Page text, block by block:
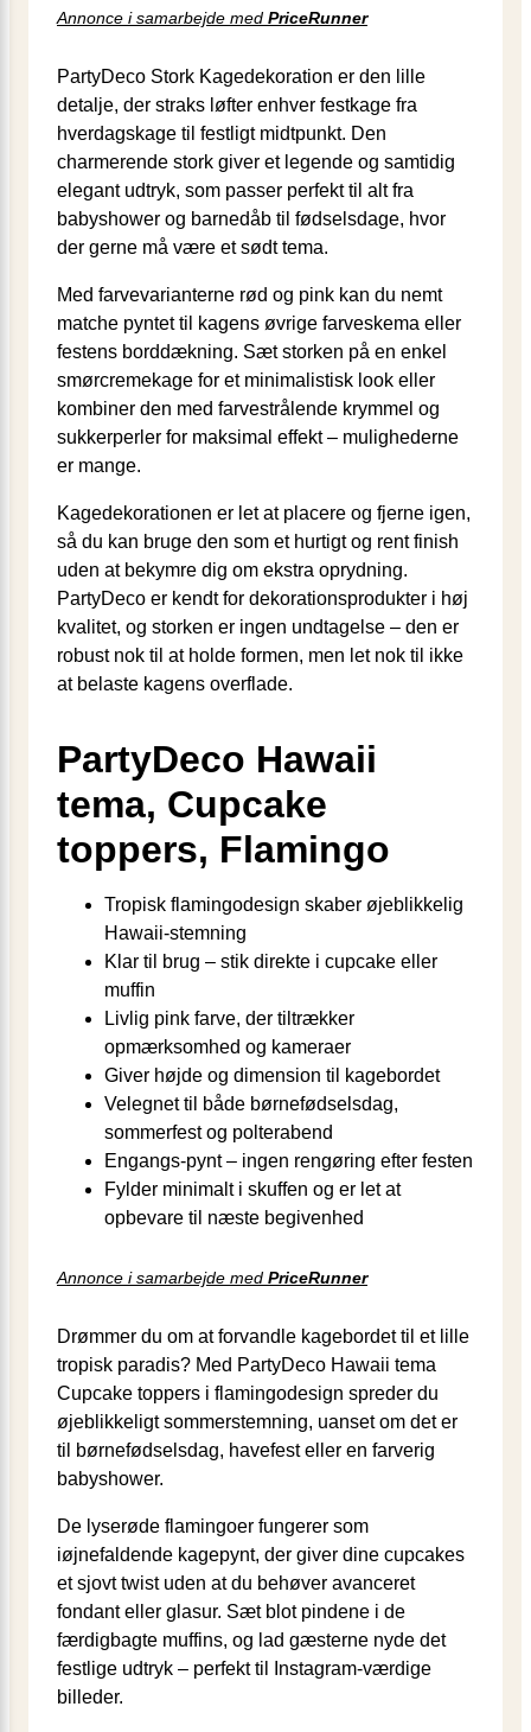
Annonce i samarbejde med PriceRunner
PartyDeco Stork Kagedekoration er den lille
detalje, der straks løfter enhver festkage fra
hverdagskage til festligt midtpunkt. Den
charmerende stork giver et legende og samtidig
elegant udtryk, som passer perfekt til alt fra
babyshower og barnedåb til fødselsdage, hvor
der gerne må være et sødt tema.
Med farvevarianterne rød og pink kan du nemt
matche pyntet til kagens øvrige farveskema eller
festens borddækning. Sæt storken på en enkel
smørcremekage for et minimalistisk look eller
kombiner den med farvestrålende krymmel og
sukkerperler for maksimal effekt – mulighederne
er mange.
Kagedekorationen er let at placere og fjerne igen,
så du kan bruge den som et hurtigt og rent finish
uden at bekymre dig om ekstra oprydning.
PartyDeco er kendt for dekorationsprodukter i høj
kvalitet, og storken er ingen undtagelse – den er
robust nok til at holde formen, men let nok til ikke
at belaste kagens overflade.
PartyDeco Hawaii
tema, Cupcake
toppers, Flamingo
Tropisk flamingodesign skaber øjeblikkelig
Hawaii-stemning
Klar til brug – stik direkte i cupcake eller
muffin
Livlig pink farve, der tiltrækker
opmærksomhed og kameraer
Giver højde og dimension til kagebordet
Velegnet til både børnefødselsdag,
sommerfest og polterabend
Engangs-pynt – ingen rengøring efter festen
Fylder minimalt i skuffen og er let at
opbevare til næste begivenhed
Annonce i samarbejde med PriceRunner
Drømmer du om at forvandle kagebordet til et lille
tropisk paradis? Med PartyDeco Hawaii tema
Cupcake toppers i flamingodesign spreder du
øjeblikkeligt sommer­stemning, uanset om det er
til børnefødselsdag, havefest eller en farverig
babyshower.
De lyserøde flamingoer fungerer som
iøjnefaldende kagepynt, der giver dine cupcakes
et sjovt twist uden at du behøver avanceret
fondant eller glasur. Sæt blot pindene i de
færdigbagte muffins, og lad gæsterne nyde det
festlige udtryk – perfekt til Instagram-værdige
billeder.